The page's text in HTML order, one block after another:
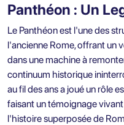
Panthéon : Un
Le Panthéon est l'une des
l'ancienne Rome, offrant un
dans une machine à
continuum historique
au fil des ans a joué un rôle
faisant un témoignage
l'histoire superposée de